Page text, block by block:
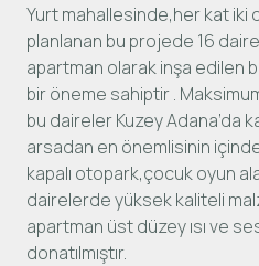
Yurt mahallesinde,her kat iki
planlanan bu projede 16
apartman olarak inşa edilen
bir öneme sahiptir .
bu daireler Kuzey Adana’da
arsadan en önemlisinin
kapalı otopark,çocuk oyun
dairelerde yüksek kaliteli
apartman üst düzey ısı ve
donatılmıştır.